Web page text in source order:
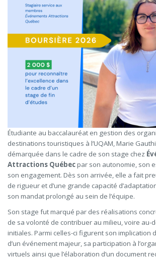
Étudiante au baccalauréat en gestion des
destinations touristiques à l’UQAM, Marie
démarquée dans le cadre de son stage chez
Attractions Québecpar son autonomie, son
son engagement. Dès son arrivée, elle a fait
de rigueur et d’une grande capacité
son mandat prolongé au sein de l’équipe.
Son stage fut marqué par des réalisations
de sa volonté de contribuer au milieu, voire au-
initiales. Parmi celles-ci figurent son implication
d’un événement majeur, sa participation à
virtuels ainsi que l’élaboration d’un document